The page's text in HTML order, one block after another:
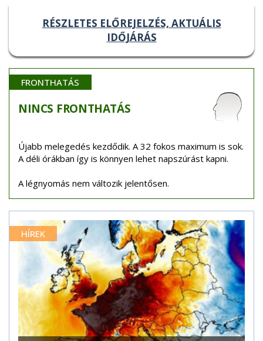
RÉSZLETES ELŐREJELZÉS, AKTUÁLIS
IDŐJÁRÁS
FRONTHATÁS
NINCS FRONTHATÁS
Újabb melegedés kezdődik. A 32 fokos maximum is sok.
A déli órákban így is könnyen lehet napszúrást kapni.
A légnyomás nem változik jelentősen.
HÍREK